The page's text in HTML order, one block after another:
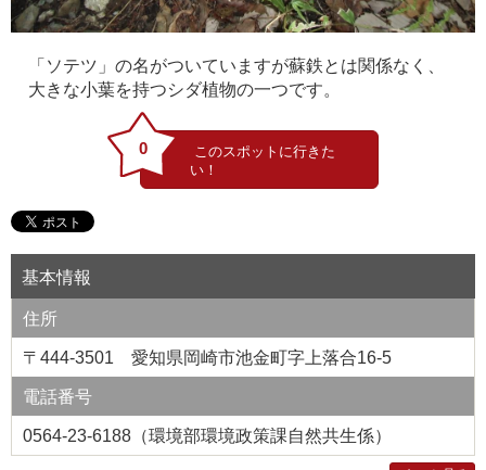
「ソテツ」の名がついていますが蘇鉄とは関係なく、
大きな小葉を持つシダ植物の一つです。
0
基本情報
住所
〒444-3501 愛知県岡崎市池金町字上落合16-5
電話番号
0564-23-6188（環境部環境政策課自然共生係）